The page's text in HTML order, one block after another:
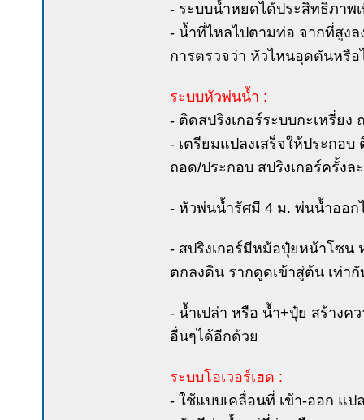
- ระบบน้ำหยดได้ประสิทธิภาพ
- น้ำที่ไหลไปตามท่อ จากที่สูง
การตรวจว่า หัวไหนอุดตันหรือ
ระบบหัวพ่นน้ำ :
- ติดสปริงเกอร์ระบบกะเหรี่ย
- เตรียมแปลงเสร็จให้ประกอ
ถอด/ประกอบ สปริงเกอร์ครั้งล
- หัวพ่นน้ำรัศมี 4 ม. พ่นน้ำออก
- สปริงเกอร์มีหม้อปุ๋ยหน้าโซน
ตกลงดิน รากดูดเข้าสู่ต้น เท่ากั
- น้ำเปล่า หรือ น้ำ+ปุ๋ย สร้าง
อื่นๆได้อีกด้วย
ระบบโอเวอร์เฮด :
- ใช้แบบเคลื่อนที่ เข้า-ออก แป